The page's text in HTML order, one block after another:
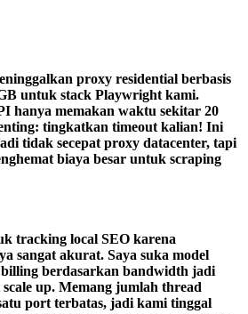
proxy residential berbasis
untuk stack Playwright kami.
hanya memakan waktu sekitar 20
tingkatkan timeout kalian! Ini
tidak secepat proxy datacenter, tapi
biaya besar untuk scraping
tracking local SEO karena
sangat akurat. Saya suka model
berdasarkan bandwidth jadi
up. Memang jumlah thread
port terbatas, jadi kami tinggal